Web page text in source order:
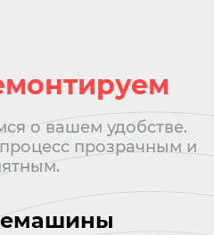
о вашем удобстве.
прозрачным и